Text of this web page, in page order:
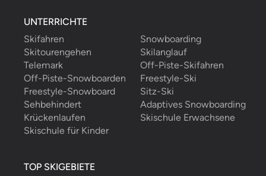
UNTERRICHTE
Skifahren
Snowboarding
Skitourengehen
Skilanglauf
Telemark
Off-Piste-Skifahren
Off-Piste-Snowboarden
Freestyle-Ski
Freestyle-Snowboard
Sitz-Ski
Sehbehindert
Adaptives Snowboarding
Krückenlaufen
Skischule Erwachsene
Skischule für Kinder
TOP SKIGEBIETE